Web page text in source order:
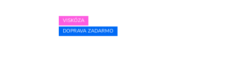
VISKÓZA
DOPRAVA ZADARMO